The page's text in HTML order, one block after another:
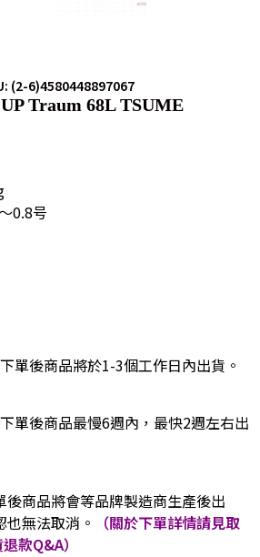
(2-6)4580448897067
Traum 68L TSUME
0.8号
後商品將於1-3個工作日內出貨。
後商品最慢6週內，最快2週左右出
商品將會等品牌製造商生產後出
無法取消。
（關於下單詳情請見取
款Q&A）